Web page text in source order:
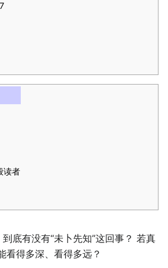
读者
底有没有“未卜先知”这回事？ 若真
看得多深、看得多远？